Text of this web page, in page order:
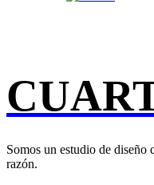
Somos un estudio de diseño
razón.